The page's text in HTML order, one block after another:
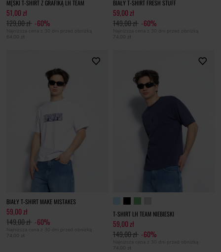
MĘSKI T-SHIRT Z GRAFIKĄ LH TEAM
51,00 zł
129,00 zł -60%
Najniższa cena z 30 dni przed obniżką
64,00 zł
BIAŁY T-SHIRT FRESH STUFF
59,00 zł
149,00 zł -60%
Najniższa cena z 30 dni przed obniżką
74,00 zł
BIAŁY T-SHIRT MAKE MISTAKES
59,00 zł
149,00 zł -60%
Najniższa cena z 30 dni przed obniżką
74,00 zł
T-SHIRT LH TEAM NIEBIESKI
59,00 zł
149,00 zł -60%
Najniższa cena z 30 dni przed obniżką
74,00 zł